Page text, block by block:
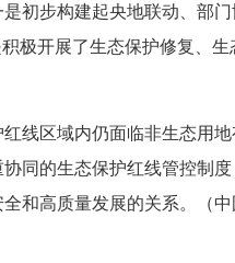
初步构建起央地联动、部
开展了生态保护修复、
线区域内仍面临非生态用
同的生态保护红线管控制
和高质量发展的关系。（中